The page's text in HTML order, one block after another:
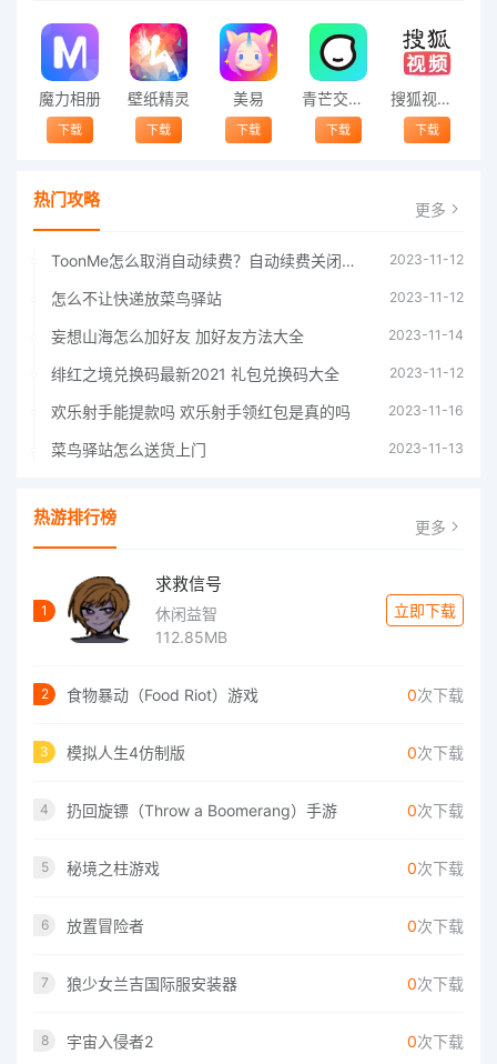
魔力相册
下载
壁纸精灵
下载
美易
下载
青芒交友软件官方版2021 v1.3
下载
搜狐视频app免费送会员下载安装到手机 v8.8.5
下载
热门攻略 更多
ToonMe怎么取消自动续费？自动续费关闭方法 2023-11-12
怎么不让快递放菜鸟驿站 2023-11-12
妄想山海怎么加好友 加好友方法大全 2023-11-14
绯红之境兑换码最新2021 礼包兑换码大全 2023-11-12
欢乐射手能提款吗 欢乐射手领红包是真的吗 2023-11-16
菜鸟驿站怎么送货上门 2023-11-13
热游排行榜 更多
1
求救信号
休闲益智
112.85MB
立即下载
2 食物暴动（Food Riot）游戏 0次下载
3 模拟人生4仿制版 0次下载
4 扔回旋镖（Throw a Boomerang）手游 0次下载
5 秘境之柱游戏 0次下载
6 放置冒险者 0次下载
7 狼少女兰吉国际服安装器 0次下载
8 宇宙入侵者2 0次下载